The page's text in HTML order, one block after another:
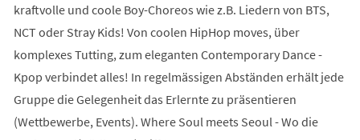
kraftvolle und coole Boy-Choreos wie z.B. Liedern von BTS,
NCT oder Stray Kids! Von coolen HipHop moves, über
komplexes Tutting, zum eleganten Contemporary Dance -
Kpop verbindet alles! In regelmässigen Abständen erhält jede
Gruppe die Gelegenheit das Erlernte zu präsentieren
(Wettbewerbe, Events). Where Soul meets Seoul - Wo die